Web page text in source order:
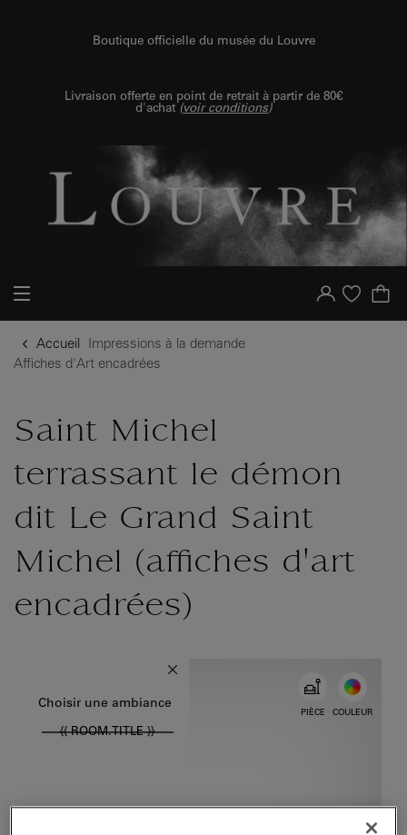
Boutique officielle du musée du Louvre
Livraison offerte en point de retrait à partir de 80€
d'achat (voir conditions)
Votre compte
Liste d'achat
Accueil
Impressions à la demande
Affiches d'Art encadrées
Saint Michel
terrassant le démon
dit Le Grand Saint
Michel (affiches d'art
encadrées)
COULEUR
Choisir la couleur
PIÈCE
Choisir une ambiance
{{ ROOM.TITLE }}
{{ new Intl.NumberFormat('fr').format(dimensions.legend.h) }} {{ dimensions.legend.unit }}